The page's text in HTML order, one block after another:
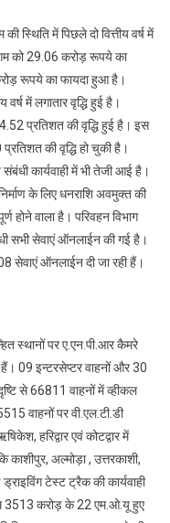
स्थिति में पिछले दो वित्तीय वर्ष में
को 29.06 करोड़ रूपये का
रूपये का फायदा हुआ है।
वर्ष में लगातार वृद्धि हुई है।
प्रतिशत की वृद्धि हुई है। इस
की वृद्धि हो चुकी है।
कार्यवाही में भी तेजी आई है।
के लिए धनराशि अवमुक्त की
होने वाला है। परिवहन विभाग
सभी सेवाएं ऑनलाईन की गई है।
सेवाएं ऑनलाईन दी जा रही हैं।
स्थानों पर ए.एन.पी.आर कैमरे
09 इन्टरसेप्टर वाहनों और 30
से 66811 वाहनों में व्हीकल
वाहनों पर वी.एल.टी.डी
हरिद्वार एवं कोटद्वार में
अल्मोड़ा , उत्तरकाशी,
टेस्ट ट्रैक की कार्यवाही
3513 करोड़ के 22 एम.ओ.यू हुए